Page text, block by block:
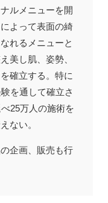
ルメニューを開
よって表面の綺
れるメニューと
美し肌、姿勢、
確立する。特に
を通して確立さ
25万人の施術を
ない。
企画、販売も行